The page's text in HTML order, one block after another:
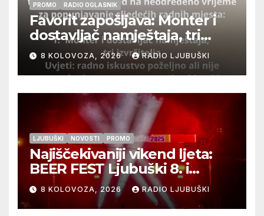
PROMO RADIO OGLASNIK
Favorit zapošljava: Monter i
dostavljač namještaja, tri
izvršitelja
8 KOLOVOZA, 2026 RADIO LJUBUŠKI
LJUBUŠKI NOVOSTI PROMO
Najiščekivaniji vikend ljeta:
BEER FEST Ljubuški 8. i
9.kolovoza
8 KOLOVOZA, 2026 RADIO LJUBUŠKI